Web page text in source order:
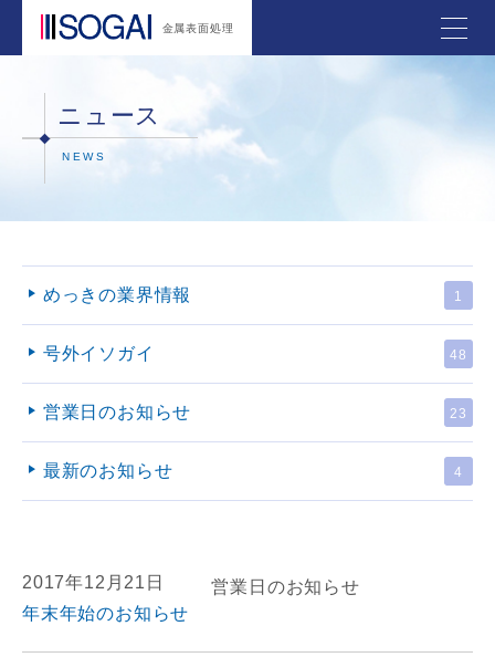
金属表面処理
ニュース
NEWS
めっきの業界情報 1
号外イソガイ 48
営業日のお知らせ 23
最新のお知らせ 4
2017年12月21日
年末年始のお知らせ
営業日のお知らせ